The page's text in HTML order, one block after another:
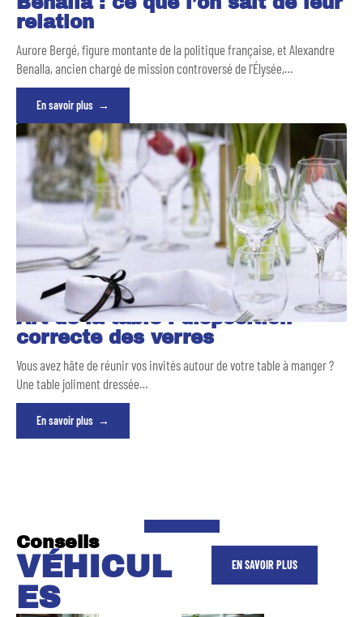
relation
Aurore Bergé, figure montante de la politique française, et Alexandre
Benalla, ancien chargé de mission controversé de l'Élysée,…
En savoir plus
Art de la table : disposition
correcte des verres
Vous avez hâte de réunir vos invités autour de votre table à manger ?
Une table joliment dressée…
En savoir plus
Conseils
VÉHICUL
ES
EN SAVOIR PLUS